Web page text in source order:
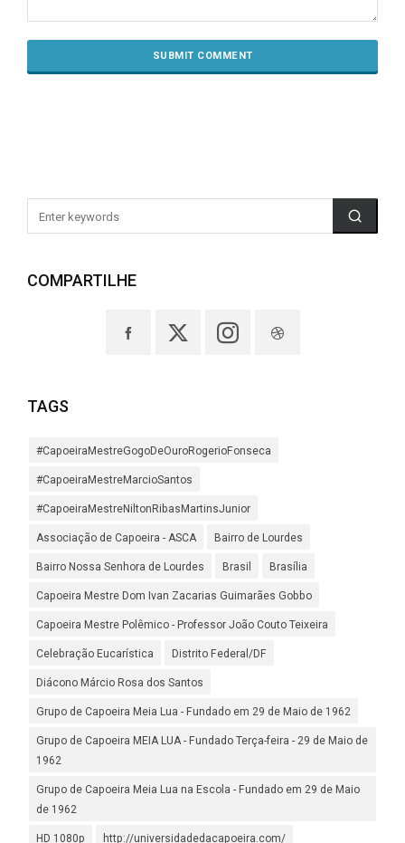
COMPARTILHE
TAGS
#CapoeiraMestreGogoDeOuroRogerioFonseca
#CapoeiraMestreMarcioSantos
#CapoeiraMestreNiltonRibasMartinsJunior
Associação de Capoeira - ASCA Bairro de Lourdes
Bairro Nossa Senhora de Lourdes Brasil Brasília
Capoeira Mestre Dom Ivan Zacarias Guimarães Gobbo
Capoeira Mestre Polêmico - Professor João Couto Teixeira
Celebração Eucarística Distrito Federal/DF
Diácono Márcio Rosa dos Santos
Grupo de Capoeira Meia Lua - Fundado em 29 de Maio de 1962
Grupo de Capoeira MEIA LUA - Fundado Terça-feira - 29 de Maio de
1962
Grupo de Capoeira Meia Lua na Escola - Fundado em 29 de Maio
de 1962
HD 1080p http://universidadedacapoeira.com/